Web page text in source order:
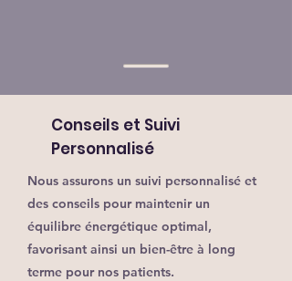
Conseils et Suivi
Personnalisé
Nous assurons un suivi personnalisé et
des conseils pour maintenir un
équilibre énergétique optimal,
favorisant ainsi un bien-être à long
terme pour nos patients.